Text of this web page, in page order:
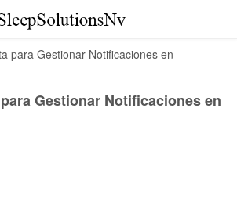
para Gestionar Notificaciones en
Gestionar Notificaciones en